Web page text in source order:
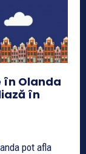
în Olanda
în
pot afla